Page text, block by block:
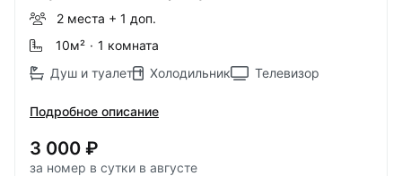
2 места + 1 доп.
10м² · 1 комната
Душ и туалет
Холодильник Телевизор
Подробное описание
3 000 ₽
за номер в сутки в августе